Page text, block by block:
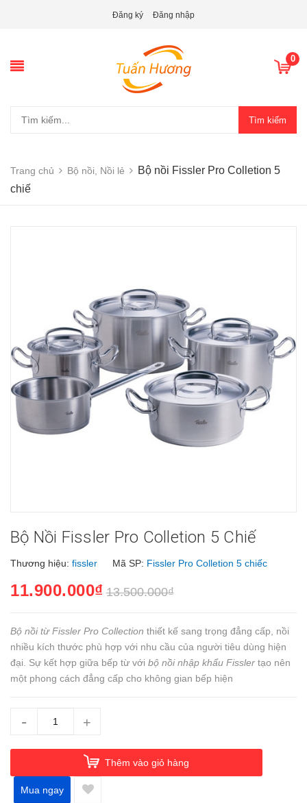
Đăng ký Đăng nhập
0
Tìm kiếm
Trang chủ Bộ nồi, Nồi lẻ
Bộ nồi Fissler Pro Colletion 5
chiế
Bộ Nồi Fissler Pro Colletion 5 Chiế
Thương hiệu: fissler Mã SP: Fissler Pro Colletion 5 chiếc
11.900.000₫ 13.500.000₫
Bộ nồi từ Fissler Pro Collection thiết kế sang trọng đẳng cấp, nồi
nhiều kích thước phù hợp với nhu cầu của người tiêu dùng hiện
đại. Sự kết hợp giữa bếp từ với bộ nồi nhập khẩu Fissler tạo nên
một phong cách đẳng cấp cho không gian bếp hiện
- +
Thêm vào giỏ hàng
Mua ngay